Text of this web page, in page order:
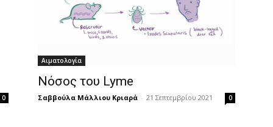
0
Αιματολογία
Νόσος του Lyme
Σαββούλα Μάλλιου Κριαρά - 21 Σεπτεμβρίου 2021 0